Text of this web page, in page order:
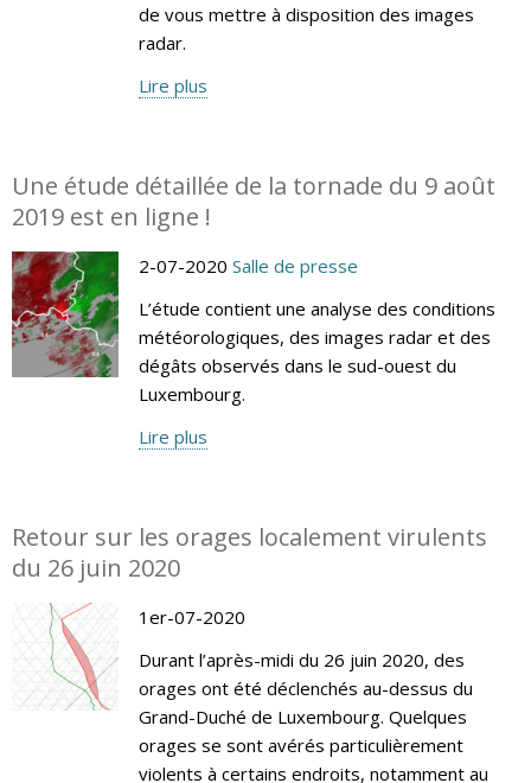
de vous mettre à disposition des images
radar.
Lire plus
Une étude détaillée de la tornade du 9 août
2019 est en ligne !
2-07-2020 Salle de presse
L’étude contient une analyse des conditions
météorologiques, des images radar et des
dégâts observés dans le sud-ouest du
Luxembourg.
Lire plus
Retour sur les orages localement virulents
du 26 juin 2020
1er-07-2020
Durant l’après-midi du 26 juin 2020, des
orages ont été déclenchés au-dessus du
Grand-Duché de Luxembourg. Quelques
orages se sont avérés particulièrement
violents à certains endroits, notamment au